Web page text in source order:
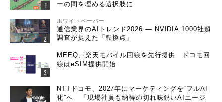
ーの間を埋める選択肢に
ホワイトペーパー
通信業界のAIトレンド2026 ― NVIDIA 1000社超
調査が捉えた「転換点」
MEEQ、楽天モバイル回線を先行提供 ドコモ回
線はeSIM提供開始
NTTドコモ、2027年にマーケティングを“フルAI
化”へ 「現場社員も納得の切れ味鋭いAIエージ